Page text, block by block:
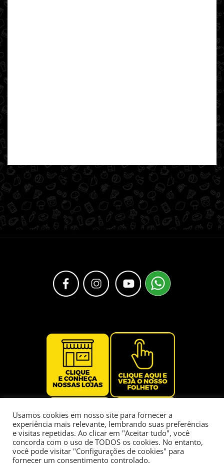
Usamos cookies em nosso site para fornecer a
experiência mais relevante, lembrando suas preferências
e visitas repetidas. Ao clicar em "Aceitar tudo", você
concorda com o uso de TODOS os cookies. No entanto,
você pode visitar "Configurações de cookies" para
fornecer um consentimento controlado.